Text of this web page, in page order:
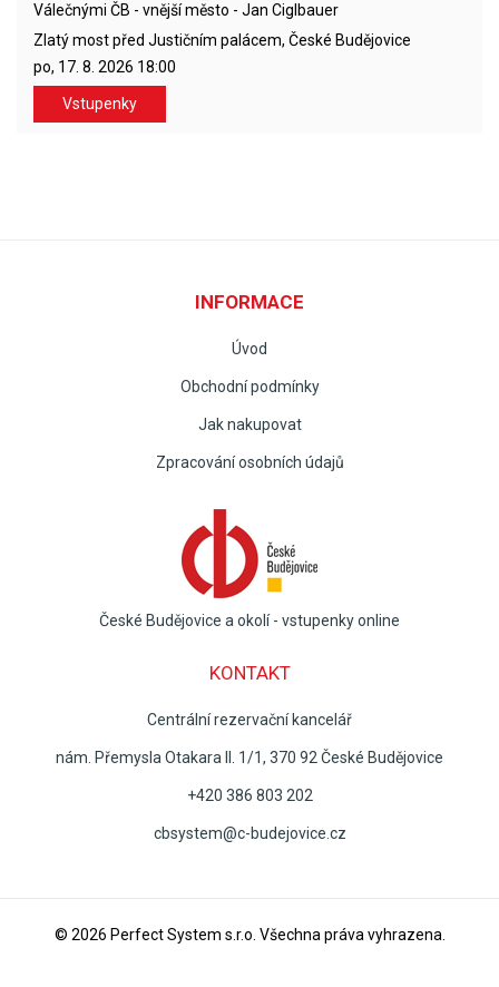
Válečnými ČB - vnější město - Jan Ciglbauer
Zlatý most před Justičním palácem, České Budějovice
po, 17. 8. 2026 18:00
Vstupenky
INFORMACE
Úvod
Obchodní podmínky
Jak nakupovat
Zpracování osobních údajů
České Budějovice a okolí - vstupenky online
KONTAKT
Centrální rezervační kancelář
nám. Přemysla Otakara II. 1/1, 370 92 České Budějovice
+420 386 803 202
cbsystem@c-budejovice.cz
© 2026 Perfect System s.r.o . Všechna práva vyhrazena.